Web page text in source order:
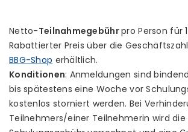
Netto-Teilnahmegebührpro Person für 1
Rabattierter Preis über die
BBG-Shop erhältlich.
Konditionen: Anmeldungen sind
bis spätestens eine Woche vor
kostenlos storniert werden. Bei
Teilnehmers/einer Teilnehmerin wird die